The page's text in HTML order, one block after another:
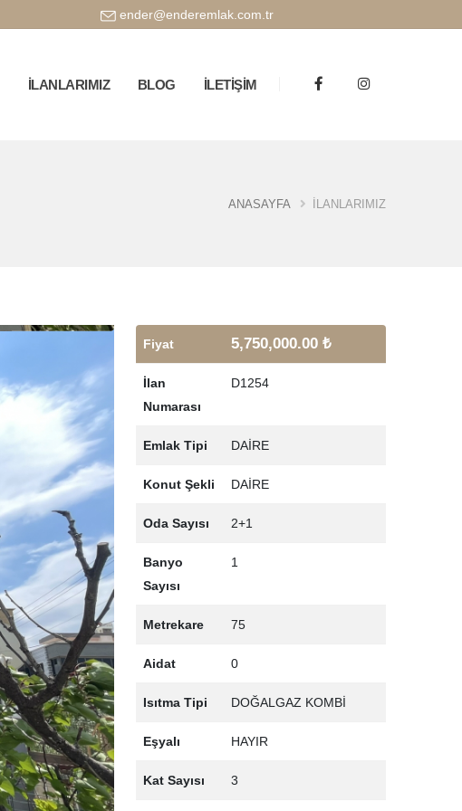
ender@enderemlak.com.tr
İLANLARIMIZ BLOG İLETİŞİM
ANASAYFA İLANLARIMIZ
›
Fiyat 5,750,000.00 ₺
İlan
Numarası
D1254
Emlak Tipi DAİRE
Konut Şekli DAİRE
Oda Sayısı 2+1
Banyo
Sayısı
1
Metrekare 75
Aidat 0
Isıtma Tipi DOĞALGAZ KOMBİ
Eşyalı HAYIR
Kat Sayısı 3